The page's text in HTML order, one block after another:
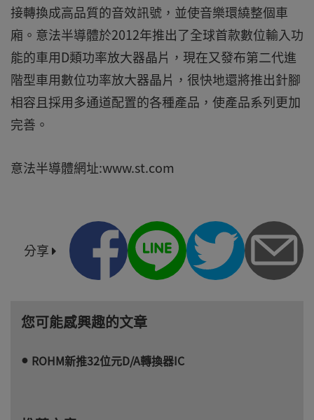
接轉換成高品質的音效訊號，並使音樂環繞整個車
廂。意法半導體於2012年推出了全球首款數位輸入功
能的車用D類功率放大器晶片，現在又發布第二代進
階型車用數位功率放大器晶片，很快地還將推出針腳
相容且採用多通道配置的各種產品，使產品系列更加
完善。
意法半導體網址:www.st.com
分享
您可能感興趣的文章
ROHM新推32位元D/A轉換器IC